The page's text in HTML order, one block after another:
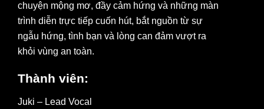
chuyện mộng mơ, đầy cảm hứng và những màn
trình diễn trực tiếp cuốn hút, bắt nguồn từ sự
ngẫu hứng, tình bạn và lòng can đảm vượt ra
khỏi vùng an toàn.
Thành viên:
Juki – Lead Vocal